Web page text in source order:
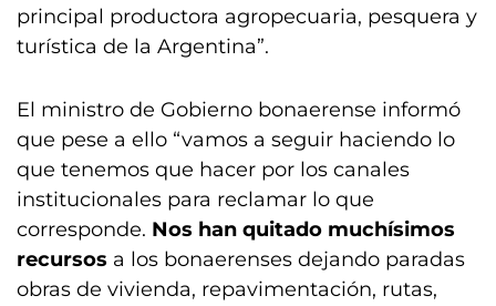
principal productora agropecuaria, pesquera y
turística de la Argentina”.
El ministro de Gobierno bonaerense informó
que pese a ello “vamos a seguir haciendo lo
que tenemos que hacer por los canales
institucionales para reclamar lo que
corresponde. Nos han quitado muchísimos
recursos a los bonaerenses dejando paradas
obras de vivienda, repavimentación, rutas,